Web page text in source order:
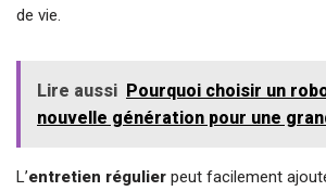
de vie.
Lire aussi Pourquoi choisir un
nouvelle génération pour une
L’entretien régulier peut facilement